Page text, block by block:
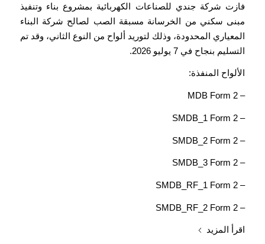
فازت شركة جندي للصناعات الكهربائية بمشروع بناء وتنفيذ
مبنى سكني من الخرسانة مسبقة الصب لصالح شركة البناء
المعياري المحدودة، وذلك لتوريد ألواح من النوع الثاني، وقد تم
التسليم بنجاح في 7 يوليو 2026.
الألواح المنفذة:
– MDB Form 2
– SMDB_1 Form 2
– SMDB_2 Form 2
– SMDB_3 Form 2
– SMDB_RF_1 Form 2
– SMDB_RF_2 Form 2
اقرأ المزيد